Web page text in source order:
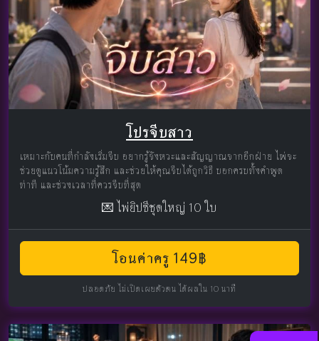
โปรจีบสาว
เหมาะกับคนที่กำลังเริ่มจีบ อยากรู้จังหวะและสัญญาณจากอีกฝ่าย ไพ่จะ
ช่วยดูแนวโน้มความรู้สึก และช่วยให้คุณจีบได้ถูกวิธี บอกครบทั้งคำพูด
ท่าที และช่วงเวลาที่ควรจีบที่สุด
💌 ไพ่ยิปซีชุดใหญ่ 10 ใบ
โอนค่าครู 149฿
ปลอดภัย ไม่เปิดเผยตัวตน ได้ผลใน 10 นาที